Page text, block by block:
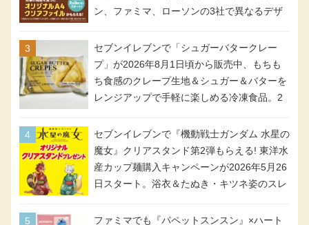
ン、ファミマ、ローソンの3社で異なるデザ
セブンイレブンで「シュガーバタークレー
プ」が2026年8月1日頃から販売中、もちも
ち食感のクレープ生地＆シュガー＆バターを
レンジアップで手軽に楽しめる冷凍食品。2
セブンイレブンで『機動戦士ガンダム 水星の
魔女』クリアスタンド第2弾もらえる! 東洋水
産カップ麺購入キャンペーンが2026年5月26
日スタート。浴衣＆たぬき・キツネ姿のスレ
号・5号) / シャディクが全6種のクリアスタ
ファミマでも『パペットスンスン』×ハート